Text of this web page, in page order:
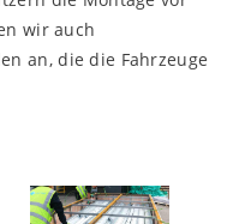
wir auch
an, die die Fahrzeuge